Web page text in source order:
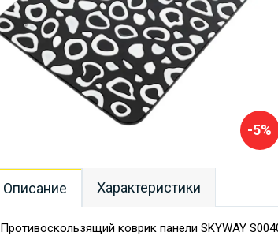
-5%
Описание Характеристики
Противоскользящий коврик панели SKYWAY